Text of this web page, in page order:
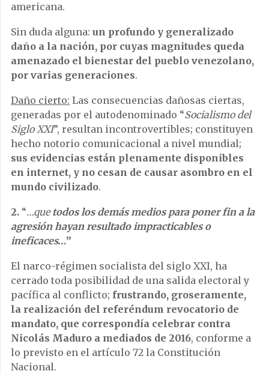
americana.
Sin duda alguna: un profundo y generalizado
daño a la nación, por cuyas magnitudes queda
amenazado el bienestar del pueblo venezolano,
por varias generaciones.
Daño cierto: Las consecuencias dañosas ciertas,
generadas por el autodenominado “Socialismo del
Siglo XXI”, resultan incontrovertibles; constituyen
hecho notorio comunicacional a nivel mundial;
sus evidencias están plenamente disponibles
en internet, y no cesan de causar asombro en el
mundo civilizado.
2. “…quetodos los demás medios para poner fin a la
agresión hayan resultado impracticables o
ineficaces…”
El narco-régimen socialista del siglo XXI, ha
cerrado toda posibilidad de una salida electoral y
pacífica al conflicto; frustrando, groseramente,
la realización del referéndum revocatorio de
mandato, que correspondía celebrar contra
Nicolás Maduro a mediados de 2016, conforme a
lo previsto en el artículo 72 la Constitución
Nacional.